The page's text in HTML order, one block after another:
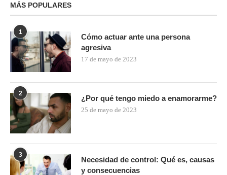
MÁS POPULARES
1
Cómo actuar ante una persona
agresiva
17 de mayo de 2023
2
¿Por qué tengo miedo a enamorarme?
25 de mayo de 2023
3
Necesidad de control: Qué es, causas
y consecuencias